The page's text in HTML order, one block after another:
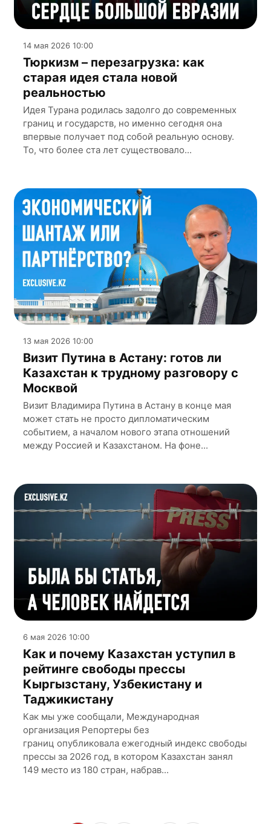
14 мая 2026 10:00
Тюркизм – перезагрузка: как
старая идея стала новой
реальностью
Идея Турана родилась задолго до современных
границ и государств, но именно сегодня она
впервые получает под собой реальную основу.
То, что более ста лет существовало...
13 мая 2026 10:00
Визит Путина в Астану: готов ли
Казахстан к трудному разговору с
Москвой
Визит Владимира Путина в Астану в конце мая
может стать не просто дипломатическим
событием, а началом нового этапа отношений
между Россией и Казахстаном. На фоне...
6 мая 2026 10:00
Как и почему Казахстан уступил в
рейтинге свободы прессы
Кыргызстану, Узбекистану и
Таджикистану
Как мы уже сообщали, Международная
организация Репортеры без
границ опубликовала ежегодный индекс свободы
прессы за 2026 год, в котором Казахстан занял
149 место из 180 стран, набрав...